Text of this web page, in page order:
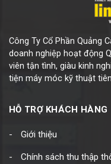
Công Ty Cổ Phần Quảng
doanh nghiệp hoạt động
viên tận tình, giàu kinh
tiện máy móc kỹ thuật
HỖ TRỢ KHÁCH HÀNG
Giới thiệu
Chính sách thu thập